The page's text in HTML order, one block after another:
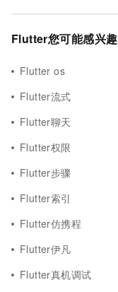
Flutter您可能感兴趣
Flutter os
Flutter流式
Flutter聊天
Flutter权限
Flutter步骤
Flutter索引
Flutter仿携程
Flutter伊凡
Flutter真机调试